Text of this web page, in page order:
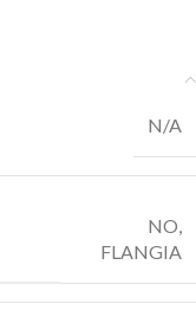
N/A
NO,
FLANGIA